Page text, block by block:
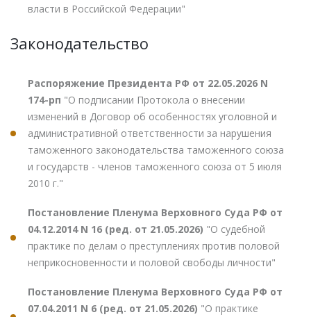
власти в Российской Федерации"
Законодательство
Распоряжение Президента РФ от 22.05.2026 N
174-рп "О подписании Протокола о внесении
изменений в Договор об особенностях уголовной и
административной ответственности за нарушения
таможенного законодательства таможенного союза
и государств - членов таможенного союза от 5 июля
2010 г."
Постановление Пленума Верховного Суда РФ от
04.12.2014 N 16 (ред. от 21.05.2026) "О судебной
практике по делам о преступлениях против половой
неприкосновенности и половой свободы личности"
Постановление Пленума Верховного Суда РФ от
07.04.2011 N 6 (ред. от 21.05.2026) "О практике